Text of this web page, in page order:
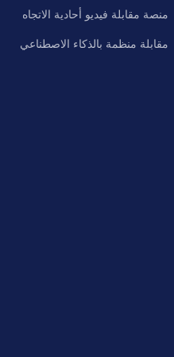
منصة مقابلة فيديو أحادية الاتجاه
مقابلة منظمة بالذكاء الاصطناعي